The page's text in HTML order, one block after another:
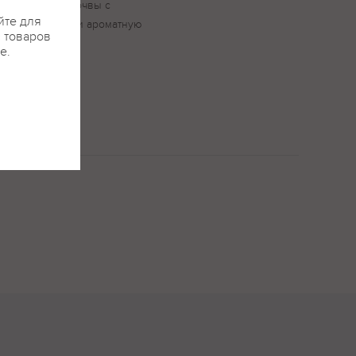
почвы с
тонкость и ароматную
для